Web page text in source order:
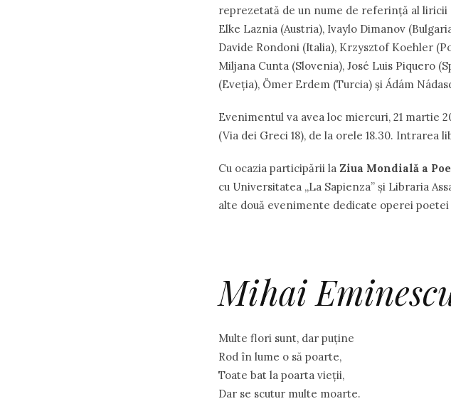
reprezetată de un nume de referință al liricii
Elke Laznia (Austria), Ivaylo Dimanov
Davide Rondoni (Italia), Krzysztof Koehler
Miljana Cunta (Slovenia), José Luis Piquero
(Eveţia), Ömer Erdem (Turcia) și Ádám
Evenimentul va avea loc miercuri, 21 martie
(Via dei Greci 18), de la orele 18.30.
Cu ocazia participării la Ziua Mondială a
cu Universitatea „La Sapienza” și Libraria
alte două evenimente dedicate operei poetei
Mihai
Multe flori sunt, dar puține
Rod în lume o să poarte,
Toate bat la poarta vieții,
Dar se scutur multe moarte.